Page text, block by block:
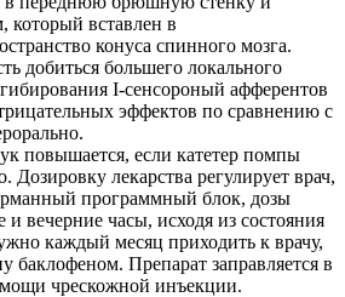
который вставлен в
конуса спинного мозга.
добиться большего локального
I-сенсороный афферентов
эффектов по сравнению с
повышается, если катетер помпы
Дозировку лекарства регулирует врач,
программный блок, дозы
и вечерние часы, исходя из состояния
каждый месяц приходить к врачу,
баклофеном. Препарат заправляется в
чрескожной инъекции.